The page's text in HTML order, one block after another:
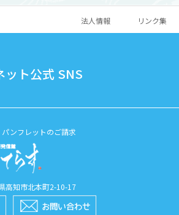
法人情報 リンク集
ット公式 SNS
ンフレットのご請求
知市北本町2-10-17